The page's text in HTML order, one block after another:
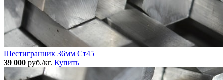
Шестигранник 36мм Ст45
39 000 руб./кг. Купить